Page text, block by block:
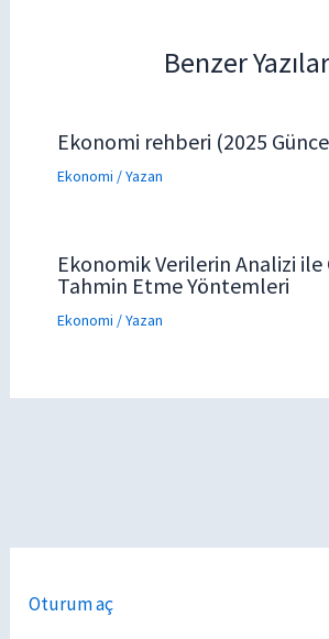
Benzer Yazılar
Ekonomi rehberi (2025
Ekonomi / Yazan
Ekonomik Verilerin Analizi ile
Tahmin Etme Yöntemleri
Ekonomi / Yazan
Oturum aç